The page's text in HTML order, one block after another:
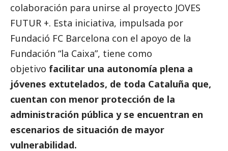
colaboración para unirse al proyecto JOVES
FUTUR +. Esta iniciativa, impulsada por
Fundació FC Barcelona con el apoyo de la
Fundación “la Caixa”, tiene como
objetivo facilitar una autonomía plena a
jóvenes extutelados, de toda Cataluña que,
cuentan con menor protección de la
administración pública y se encuentran en
escenarios de situación de mayor
vulnerabilidad.